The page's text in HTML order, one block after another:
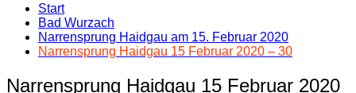
Start
Bad Wurzach
Narrensprung Haidgau am 15. Februar 2020
Narrensprung Haidgau 15 Februar 2020 – 30
Narrensprung Haidgau 15 Februar 2020